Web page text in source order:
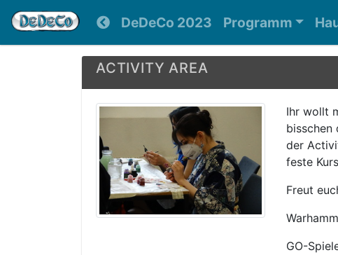
DeDeCo 2023 Programm
ACTIVITY AREA
Ihr wollt
bisschen
der
feste
Freut
GO-